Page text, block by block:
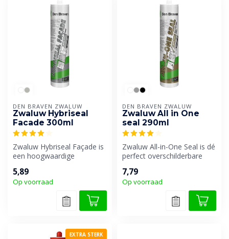
DEN BRAVEN ZWALUW
Zwaluw Hybriseal
Facade 300ml
Zwaluw Hybriseal Façade is
een hoogwaardige
afdichtings...
5,89
Op voorraad
DEN BRAVEN ZWALUW
Zwaluw All in One
seal 290ml
Zwaluw All-in-One Seal is dé
perfect overschilderbare
7,79
Op voorraad
EXTRA STERK